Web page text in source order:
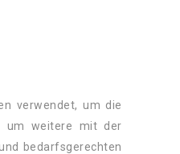
verwendet, um die
um weitere mit der
bedarfsgerechten